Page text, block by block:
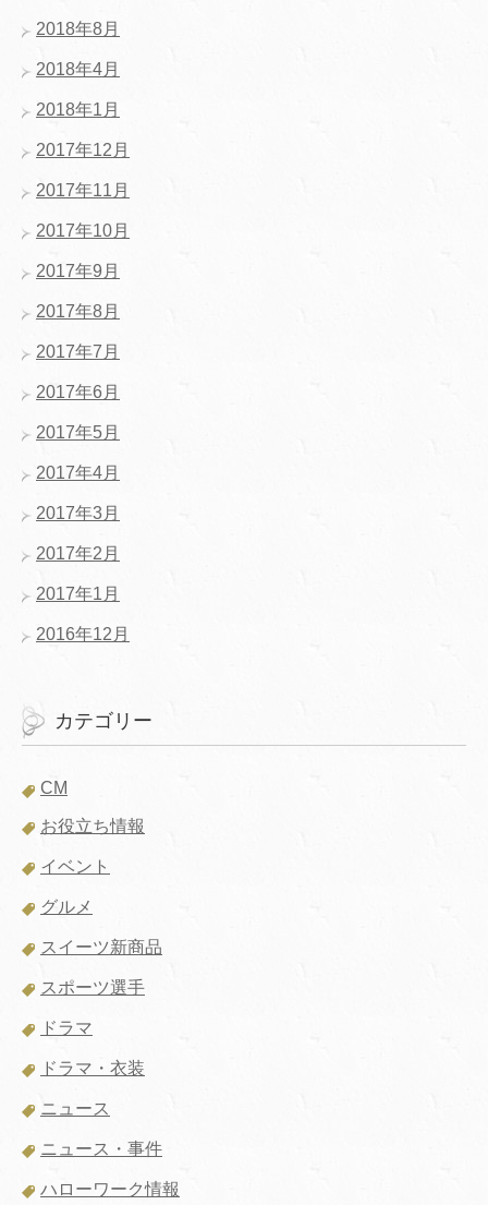
2018年8月
2018年4月
2018年1月
2017年12月
2017年11月
2017年10月
2017年9月
2017年8月
2017年7月
2017年6月
2017年5月
2017年4月
2017年3月
2017年2月
2017年1月
2016年12月
カテゴリー
CM
お役立ち情報
イベント
グルメ
スイーツ新商品
スポーツ選手
ドラマ
ドラマ・衣装
ニュース
ニュース・事件
ハローワーク情報